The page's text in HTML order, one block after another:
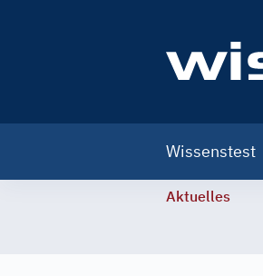
navigation
Wissenstest
Aktuelles